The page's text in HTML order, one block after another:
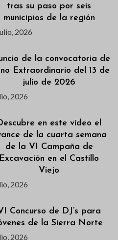
tras su paso por seis
municipios de la región
2026
de la convocatoria de
Extraordinario del 13 de
julio de 2026
2026
en este vídeo el
de la cuarta semana
de la VI Campaña de
Excavación en el Castillo
Viejo
2026
Concurso de DJ’s para
de la Sierra Norte
2026